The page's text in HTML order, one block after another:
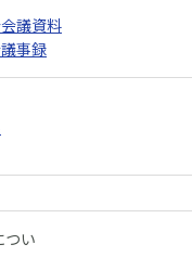
議資料
事録
つい